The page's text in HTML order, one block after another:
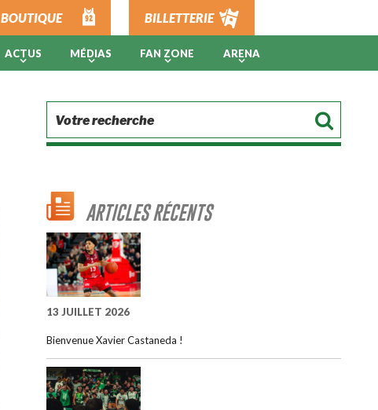
BOUTIQUE BILLETTERIE
ACTUS MÉDIAS FAN ZONE ARENA
ARTICLES RÉCENTS
13 JUILLET 2026
Bienvenue Xavier Castaneda !